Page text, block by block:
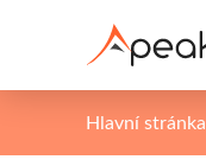
Hlavní stránka